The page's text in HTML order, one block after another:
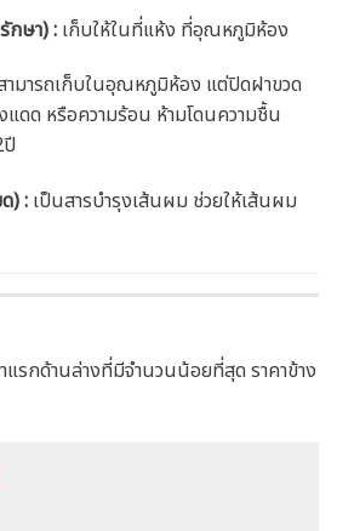
กษา) : เก็บให้ในที่แห้ง ที่อุณหภูมิห้อง
ามารถเก็บในอุณหภูมิห้อง แต่ปิดฝาขวด
ดด หรือความร้อน ห้ามโดนความชื้น
): เป็นสารบำรุงเส้นผม ช่วยให้เส้นผม
แรกด้านล่างที่มีจำนวนน้อยที่สุด ราคาข้าง